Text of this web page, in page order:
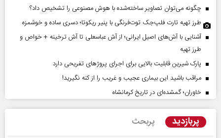
چگونه می‌توان تصاویر ساخته‌شده با هوش مصنوعی را تشخیص داد؟
طرز تهیه تارت فلپ‌جک توت‌فرنگی با پنیر ریکوتا؛ دسری ساده و خوشمزه
آشنایی با آش‌های اصیل ایرانی؛ از آش عباسعلی تا آش ترخینه + خواص و
طرز تهیه
پارک شیرین قابلیت‌ بالایی برای اجرای پروژهای تفریحی دارد
مراقب باشید این بیماری عجیب و غریب را از کنه نگیرید!
خاوران؛ گمشده‌ای در تاریخ کرمانشاه
پربازدید پربحث